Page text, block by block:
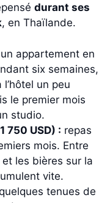
durant ses
, en Thaïlande.
un appartement en
six semaines,
un peu
le premier mois
studio.
750 USD) : repas
mois. Entre
les bières sur la
vite.
tenues de